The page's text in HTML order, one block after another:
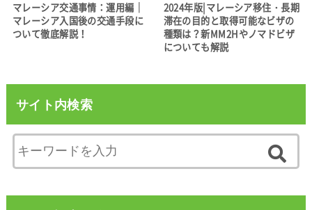
マレーシア交通事情：運用編｜
マレーシア入国後の交通手段に
ついて徹底解説！
2024年版|マレーシア移住・長期
滞在の目的と取得可能なビザの
種類は？新MM2Hやノマドビザ
についても解説
サイト内検索